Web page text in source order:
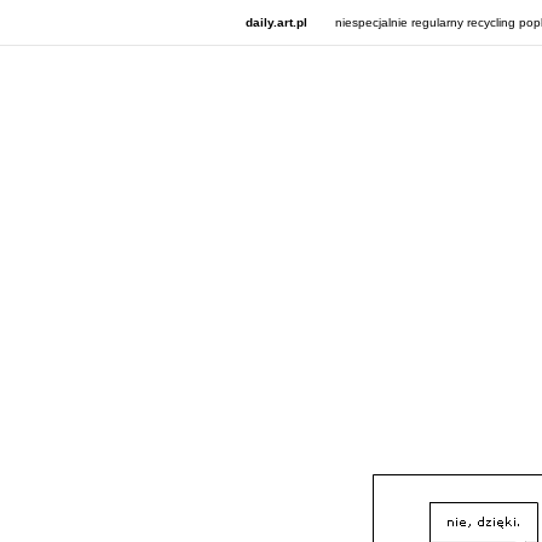
daily.art.pl niespecjalnie regularny recycling